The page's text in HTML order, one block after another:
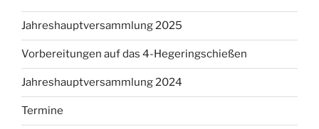
Jahreshauptversammlung 2025
Vorbereitungen auf das 4-Hegeringschießen
Jahreshauptversammlung 2024
Termine